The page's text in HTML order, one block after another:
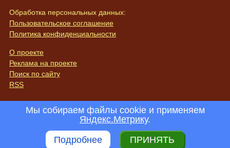
Обработка персональных данных:
Пользовательское соглашение
Политика конфиденциальности
О проекте
Реклама на проекте
Поиск по сайту
RSS
Мы собираем файлы cookie и применяем
Яндекс.Метрику.
Подробнее
ПРИНЯТЬ